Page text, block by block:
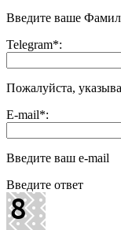
Введите ваше
Telegram*:
Пожалуйста,
E-mail*:
Введите ваш e-mail
Введите ответ